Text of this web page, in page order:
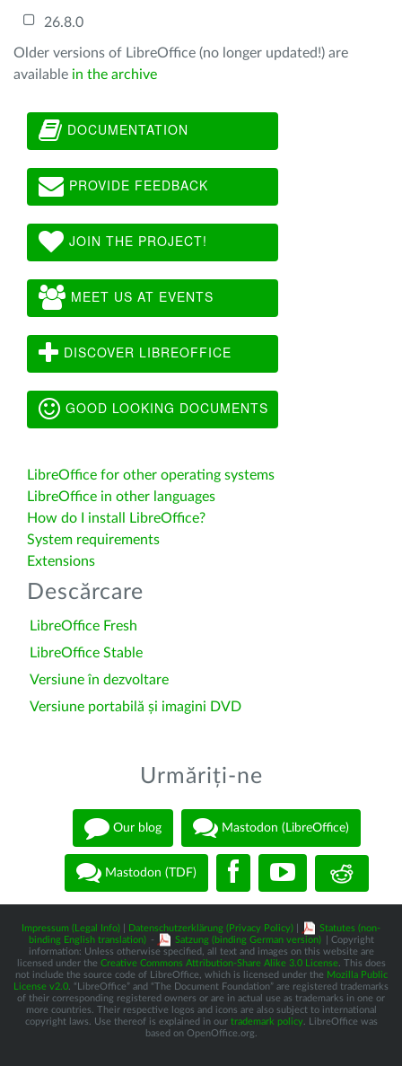
26.8.0
Older versions of LibreOffice (no longer updated!) are
available in the archive
DOCUMENTATION
PROVIDE FEEDBACK
JOIN THE PROJECT!
MEET US AT EVENTS
DISCOVER LIBREOFFICE
GOOD LOOKING DOCUMENTS
LibreOffice for other operating systems
LibreOffice in other languages
How do I install LibreOffice?
System requirements
Extensions
Descărcare
LibreOffice Fresh
LibreOffice Stable
Versiune în dezvoltare
Versiune portabilă și imagini DVD
Urmăriți-ne
Our blog Mastodon (LibreOffice)
Mastodon (TDF)
Impressum (Legal Info) Datenschutzerklärung (Privacy Policy)
Statutes (non-
binding English translation) - Satzung (binding German version)
| Copyright
information: Unless otherwise specified, all text and images on this website are
licensed under the Creative Commons Attribution-Share Alike 3.0 License. This does
not include the source code of LibreOffice, which is licensed under the Mozilla Public
License v2.0 . “LibreOffice” and “The Document Foundation” are registered trademarks
of their corresponding registered owners or are in actual use as trademarks in one or
more countries. Their respective logos and icons are also subject to international
copyright laws. Use thereof is explained in our trademark policy. LibreOffice was
based on OpenOffice.org.